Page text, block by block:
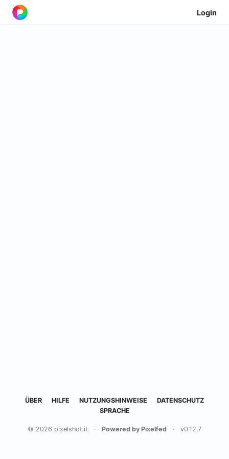
Login
ÜBER HILFE NUTZUNGSHINWEISE
DATENSCHUTZ
SPRACHE
© 2026 pixelshot.it · Powered by Pixelfed · v0.12.7